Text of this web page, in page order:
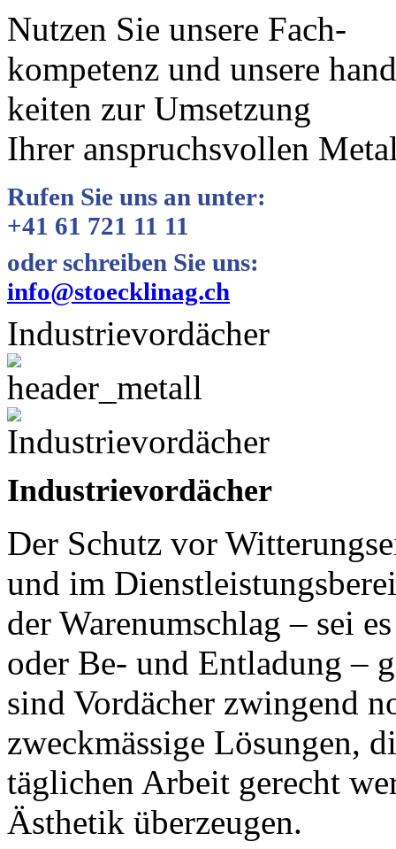
Nutzen Sie unsere Fach-
kompetenz und unsere
keiten zur Umsetzung
Ihrer anspruchsvollen
Rufen Sie uns an unter:
+41 61 721 11 11
oder schreiben Sie uns:
info@stoecklinag.ch
Industrievordächer
Industrievordächer
Der Schutz vor
und im
der Warenumschlag – sei
oder Be- und Entladung –
sind Vordächer zwingend
zweckmässige Lösungen,
täglichen Arbeit gerecht
Ästhetik überzeugen.